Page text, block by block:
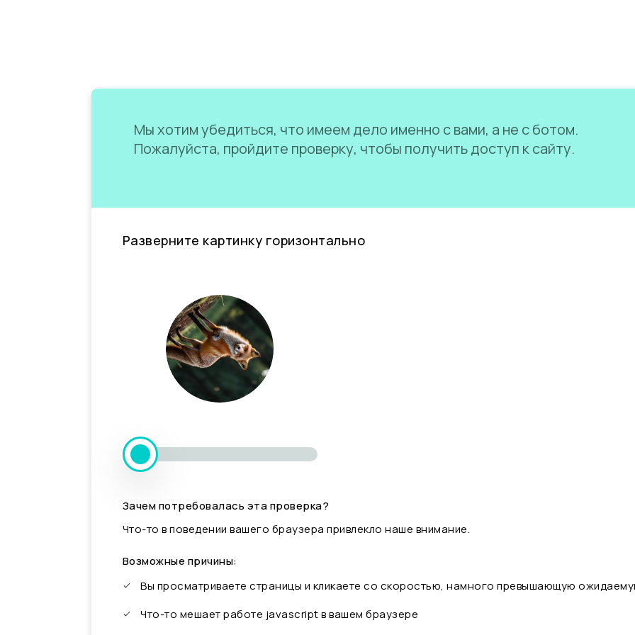
Мы хотим убедиться, что имеем дело именно с вами, а не с ботом.
Пожалуйста, пройдите проверку, чтобы получить доступ к сайту.
Разверните картинку горизонтально
Зачем потребовалась эта проверка?
Что-то в поведении вашего браузера привлекло наше внимание.
Возможные причины:
Вы просматриваете страницы и кликаете со скоростью, намного превышающую
Что-то мешает работе javascript в вашем браузере